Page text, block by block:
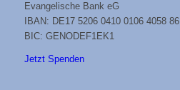
Evangelische Bank eG
IBAN: DE17 5206 0410 0106 4058 86
BIC: GENODEF1EK1
Jetzt Spenden